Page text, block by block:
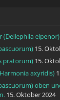
(Deilephila elpenor)
15.
pratorum) 15.
axyridis)
oben
15. Oktober 2024